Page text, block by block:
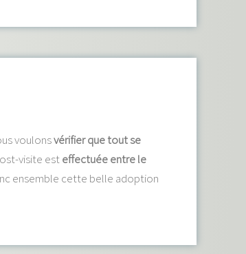
voulonsvérifier que tout se
visite esteffectuée entre le
ensemble cette belle adoption